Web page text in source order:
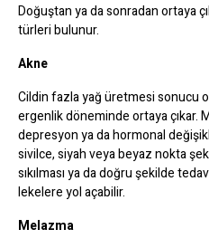
Doğuştan ya da sonradan ortaya
türleri bulunur.
Akne
Cildin fazla yağ üretmesi sonucu
ergenlik döneminde ortaya çıkar.
depresyon ya da hormonal
sivilce, siyah veya beyaz nokta
sıkılması ya da doğru şekilde
lekelere yol açabilir.
Melazma